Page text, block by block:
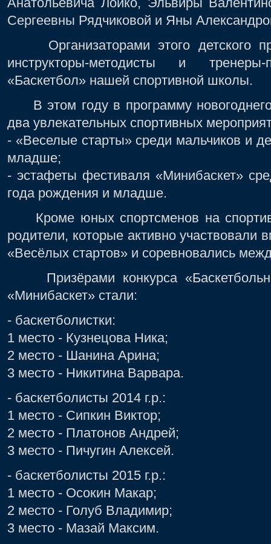
Сергеевны Рядчиковой и Яны
Организаторами этого детского
инструкторы-методисты и тренеры-
«Баскетбол» нашей спортивной школы.
В этом году в программу
два увлекательных спортивных
- «Веселые старты» среди мальчиков и
младше;
- эстафеты фестиваля «Минибаскет»
года рождения и младше.
Кроме юных спортсменов на
родители, которые активно участвовали
«Весёлых стартов» и соревновались
Призёрами конкурса
«Минибаскет» стали:
- баскетболистки:
1 место - Кузнецова Ника;
2 место - Шанина Арина;
3 место - Никитина Варвара.
- баскетболисты 2014 г.р.:
1 место - Сипкин Виктор;
2 место - Платонов Андрей;
3 место - Пичугин Алексей.
- баскетболисты 2015 г.р.:
1 место - Осокин Макар;
2 место - Голуб Владимир;
3 место - Мазай Максим.